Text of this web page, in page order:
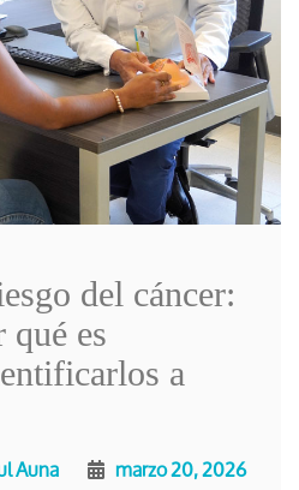
del cáncer:
qué es
a
Auna marzo 20, 2026